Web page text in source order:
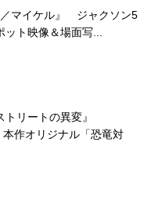
マイケル』 ジャクソン5
ト映像＆場面写...
リートの異変』
作オリジナル「恐竜対